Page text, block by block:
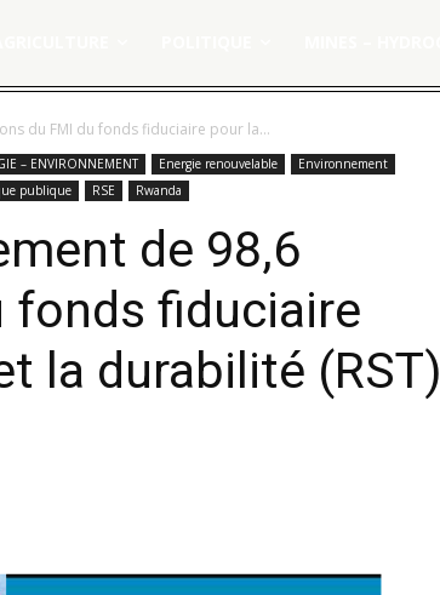
du FMI du fonds fiduciaire pour la...
– ENVIRONNEMENT Energie renouvelable
Environnement
publique RSE Rwanda
de 98,6
fonds fiduciaire
la durabilité (RST)